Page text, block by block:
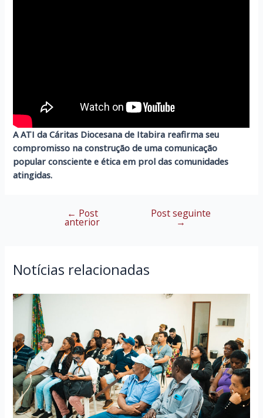
A ATI da Cáritas Diocesana de Itabira reafirma seu
compromisso na construção de uma comunicação
popular consciente e ética em prol das comunidades
atingidas.
Navegação
← Post
anterior
Post seguinte
→
Notícias relacionadas